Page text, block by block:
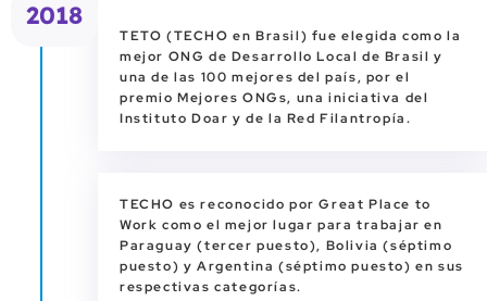
TETO (TECHO en Brasil) fue elegida como la
mejor ONG de Desarrollo Local de Brasil y
una de las 100 mejores del país, por el
premio Mejores ONGs, una iniciativa del
Instituto Doar y de la Red Filantropía.
2018
TECHO es reconocido por Great Place to
Work como el mejor lugar para trabajar en
Paraguay (tercer puesto), Bolivia (séptimo
puesto) y Argentina (séptimo puesto) en sus
respectivas categorías.